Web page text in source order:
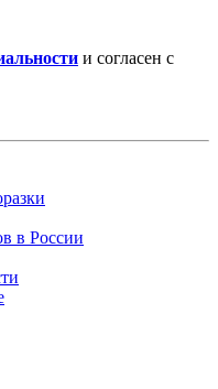
и согласен с
в России